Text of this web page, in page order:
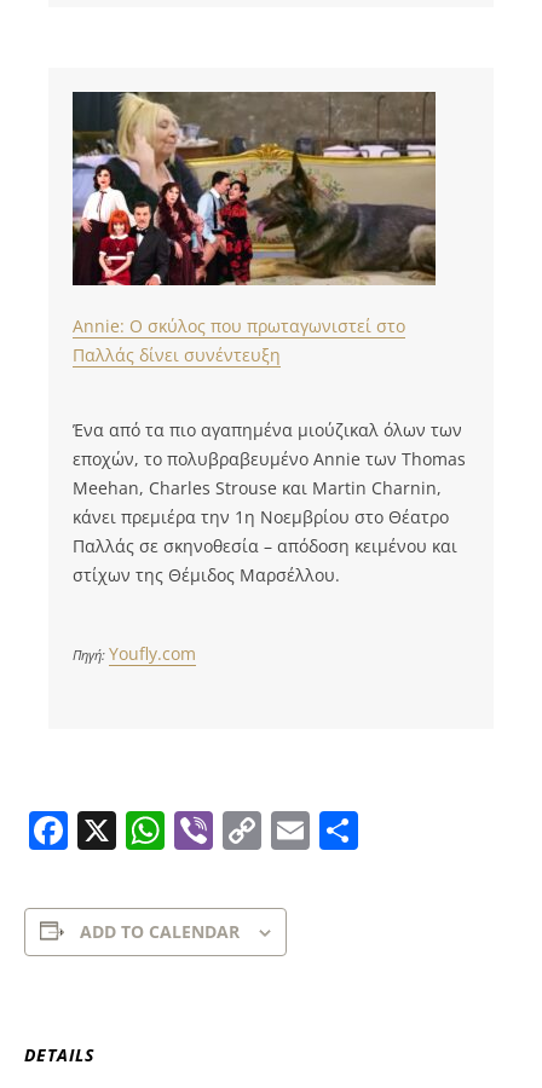
Annie: Ο σκύλος που πρωταγωνιστεί στο
Παλλάς δίνει συνέντευξη
Ένα από τα πιο αγαπημένα μιούζικαλ όλων των
εποχών, το πολυβραβευμένο Annie των Thomas
Meehan, Charles Strouse και Martin Charnin,
κάνει πρεμιέρα την 1η Νοεμβρίου στο Θέατρο
Παλλάς σε σκηνοθεσία – απόδοση κειμένου και
στίχων της Θέμιδος Μαρσέλλου.
Πηγή: Youfly.com
Facebook
X WhatsApp
ViberCopyEmail
ADD TO CALENDAR
DETAILS